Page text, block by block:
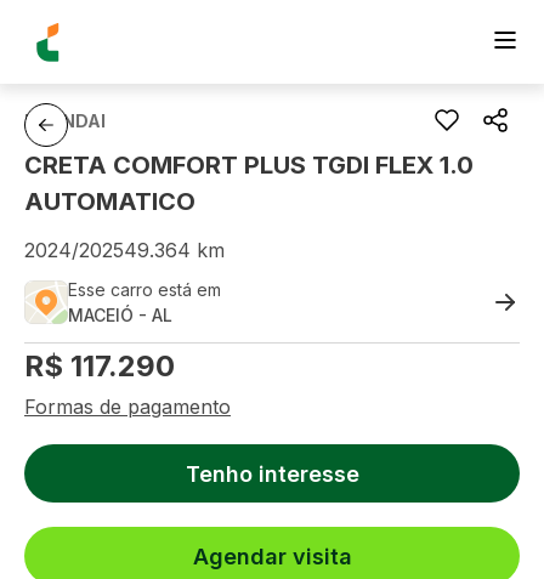
HYUNDAI
CRETA COMFORT PLUS TGDI FLEX 1.0
AUTOMATICO
2024/202549.364 km
Esse carro está em
MACEIÓ - AL
R$ 117.290
Formas de pagamento
Tenho interesse
Agendar visita